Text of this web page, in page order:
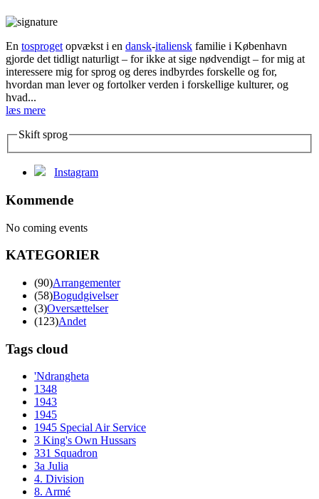
En tosproget opvækst i en dansk-italiensk familie i København
gjorde det tidligt naturligt – for ikke at sige nødvendigt – for mig at
interessere mig for sprog og deres indbyrdes forskelle og for,
hvordan man lever og fortolker verden i forskellige kulturer, og
hvad...
læs mere
Skift sprog
Instagram
Kommende
No coming events
KATEGORIER
(90)Arrangementer
(58)Bogudgivelser
(3)Oversættelser
(123)Andet
Tags cloud
'Ndrangheta
1348
1943
1945
1945 Special Air Service
3 King's Own Hussars
331 Squadron
3a Julia
4. Division
8. Armé